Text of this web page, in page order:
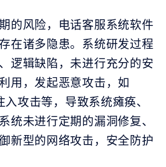
的风险，电话客服系统软件
在诸多隐患。系统研发过程
逻辑缺陷，未进行充分的安
用，发起恶意攻击，如
攻击等，导致系统瘫痪、
统未进行定期的漏洞修复、
新型的网络攻击，安全防护